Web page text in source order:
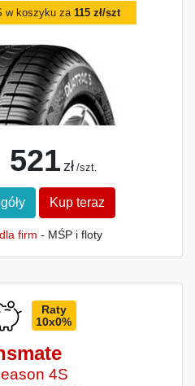
w koszyku za 115 zł/szt
521 zł /szt.
Kup teraz
firm - MŚP i floty
Raty
10x0%
4S